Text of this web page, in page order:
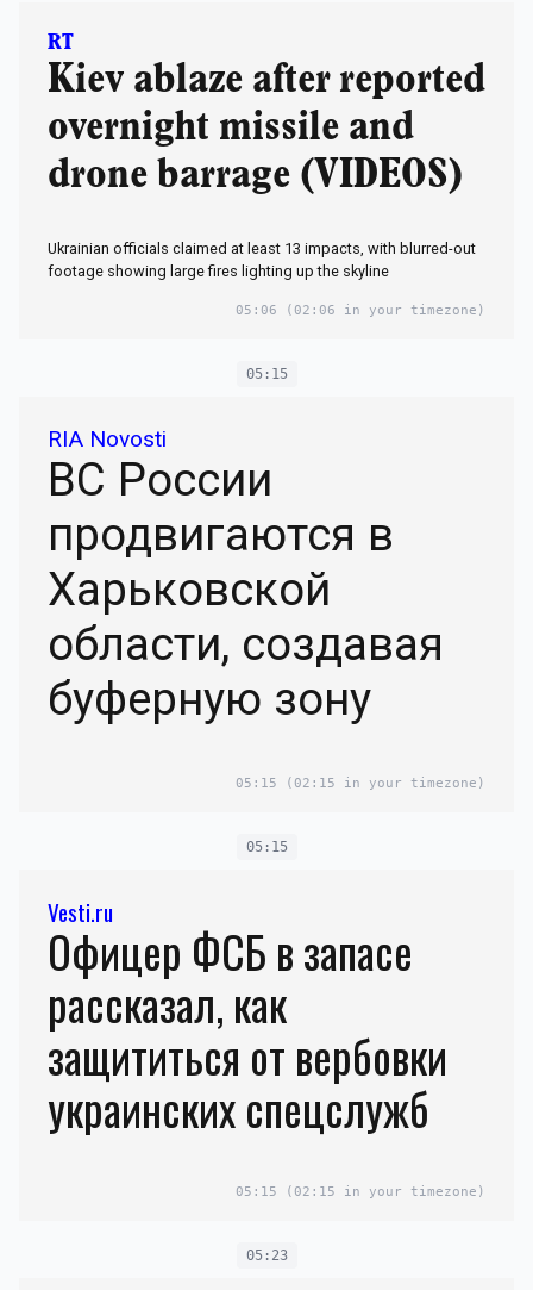
RT
Kiev ablaze after reported
overnight missile and
drone barrage (VIDEOS)
Ukrainian officials claimed at least 13 impacts, with blurred-out
footage showing large fires lighting up the skyline
05:06 (02:06 in your timezone)
05:15
RIA Novosti
ВС России
продвигаются в
Харьковской
области, создавая
буферную зону
05:15 (02:15 in your timezone)
05:15
Vesti.ru
Офицер ФСБ в запасе
рассказал, как
защититься от вербовки
украинских спецслужб
05:15 (02:15 in your timezone)
05:23